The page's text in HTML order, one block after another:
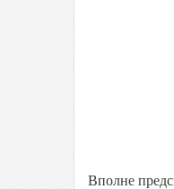
Вполне